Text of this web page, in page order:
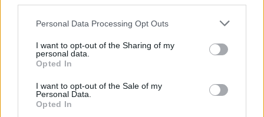
Personal Data Processing Opt Outs
I want to opt-out of the Sharing of my
personal data.
Opted In
I want to opt-out of the Sale of my
Personal Data.
Opted In
μπαίνετε σε μια αντιπαράθεση υψώνοντας τις
φωνές σας. Έχουμε πολλά επιχειρήματα για να
εξηγήσουμε στους πολίτες
Οι προτεραιότητες της επόμενης
τετραετίας
Ο δρόμος των μεταρρυθμίσεων πρέπει να